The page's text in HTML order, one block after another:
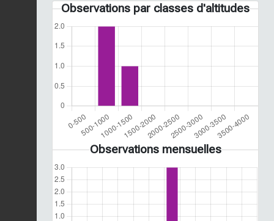
Observations par classes d'altitudes
Observations mensuelles